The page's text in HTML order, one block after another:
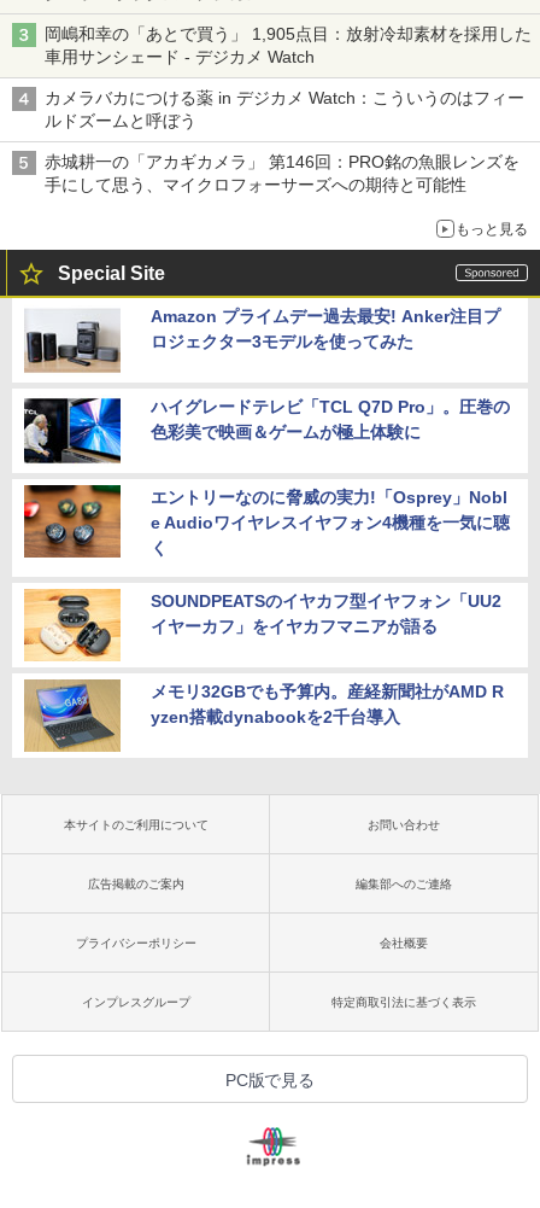
岡嶋和幸の「あとで買う」 1,905点目：放射冷却素材を採用した
車用サンシェード - デジカメ Watch
カメラバカにつける薬 in デジカメ Watch：こういうのはフィー
ルドズームと呼ぼう
赤城耕一の「アカギカメラ」 第146回：PRO銘の魚眼レンズを
手にして思う、マイクロフォーサーズへの期待と可能性
もっと見る
Special Site
Amazon プライムデー過去最安! Anker注目プ
ロジェクター3モデルを使ってみた
ハイグレードテレビ「TCL Q7D Pro」。圧巻の
色彩美で映画＆ゲームが極上体験に
エントリーなのに脅威の実力!「Osprey」Nobl
e Audioワイヤレスイヤフォン4機種を一気に聴
く
SOUNDPEATSのイヤカフ型イヤフォン「UU2
イヤーカフ」をイヤカフマニアが語る
メモリ32GBでも予算内。産経新聞社がAMD R
yzen搭載dynabookを2千台導入
本サイトのご利用について お問い合わせ
広告掲載のご案内 編集部へのご連絡
プライバシーポリシー 会社概要
インプレスグループ 特定商取引法に基づく表示
PC版で見る